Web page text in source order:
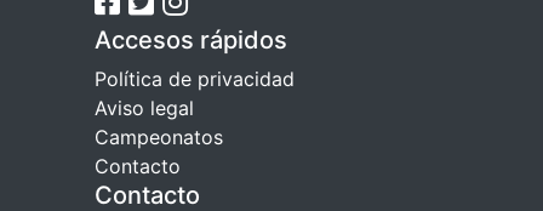
Accesos rápidos
Política de privacidad
Aviso legal
Campeonatos
Contacto
Contacto